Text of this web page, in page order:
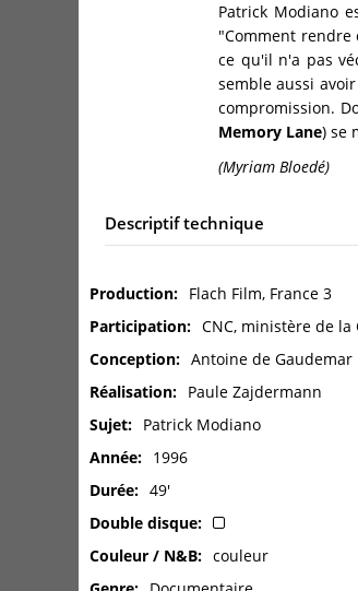
Patrick Modiano
"Comment
ce qu'il n'a pas
semble aussi
compromission.
Memory Lane) se
(Myriam Bloedé)
Descriptif technique
Production
Flach Film, France 3
Participation
CNC, ministère de la
Conception
Antoine de Gaudemar
Réalisation
Paule Zajdermann
Sujet
Patrick Modiano
Année
1996
Durée
49'
Double disque
Couleur / N&B
couleur